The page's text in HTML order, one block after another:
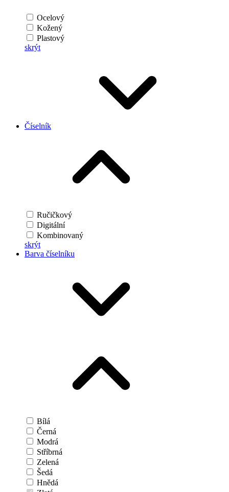
Ocelový
Kožený
Plastový
skrýt
Číselník
Ručičkový
Digitální
Kombinovaný
skrýt
Barva číselníku
Bílá
Černá
Modrá
Stříbrná
Zelená
Šedá
Hnědá